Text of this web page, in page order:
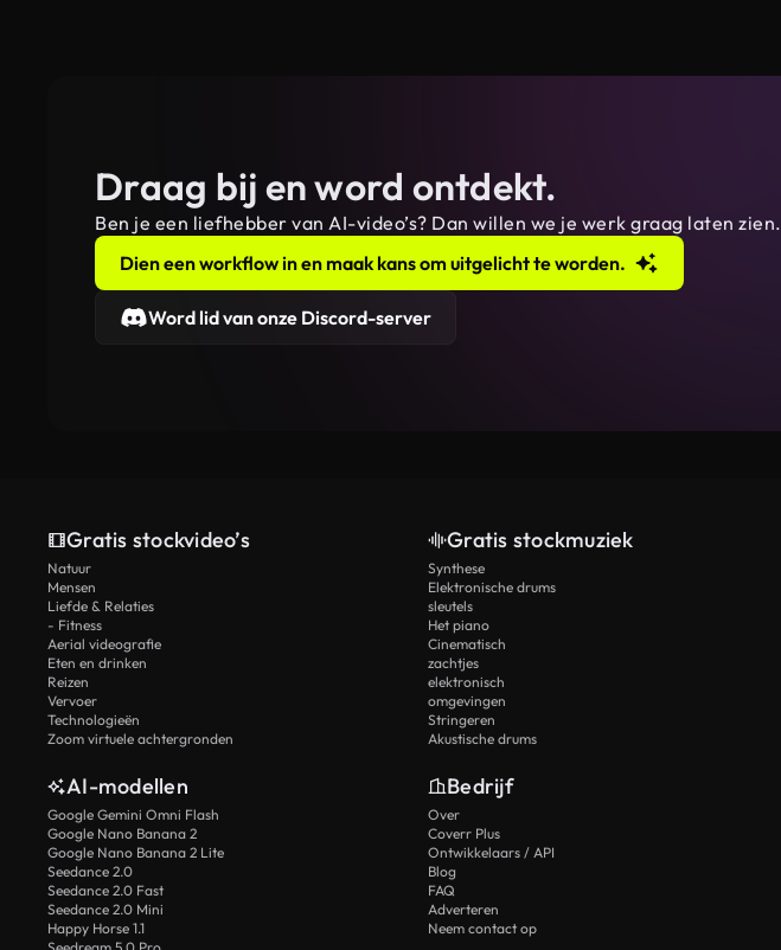
Draag bij en word ontdekt.
Ben je een liefhebber van AI-video’s? Dan willen we je werk graag laten zien.
Dien een workflow in en maak kans om uitgelicht te worden.
Word lid van onze Discord-server
Gratis stockvideo’s
Natuur
Mensen
Liefde & Relaties
- Fitness
Aerial videografie
Eten en drinken
Reizen
Vervoer
Technologieën
Zoom virtuele achtergronden
Gratis stockmuziek
Synthese
Elektronische drums
sleutels
Het piano
Cinematisch
zachtjes
elektronisch
omgevingen
Stringeren
Akustische drums
AI-modellen
Google Gemini Omni Flash
Google Nano Banana 2
Google Nano Banana 2 Lite
Seedance 2.0
Seedance 2.0 Fast
Seedance 2.0 Mini
Happy Horse 1.1
Seedream 5.0 Pro
Bedrijf
Over
Coverr Plus
Ontwikkelaars / API
Blog
FAQ
Adverteren
Neem contact op